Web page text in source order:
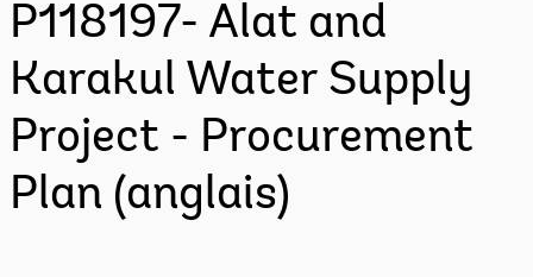
P118197- Alat and
Karakul Water Supply
Project - Procurement
Plan (anglais)